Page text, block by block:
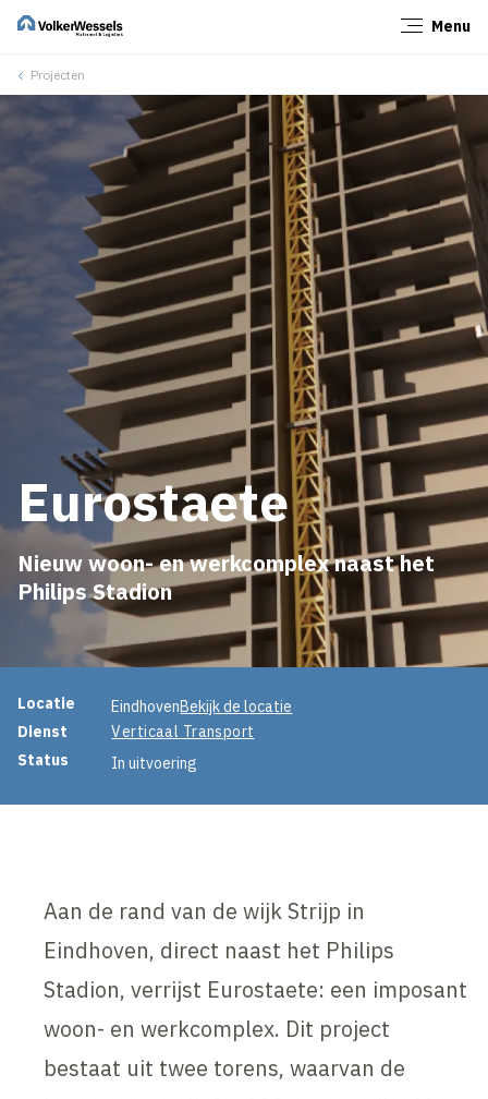
Menu
Projecten
Eurostaete
Nieuw woon- en werkcomplex naast het
Philips Stadion
Projectinformatie
Locatie EindhovenBekijk de locatie
Dienst
Verticaal Transport
Status
In uitvoering
Aan de rand van de wijk Strijp in
Eindhoven, direct naast het Philips
Stadion, verrijst Eurostaete: een imposant
woon- en werkcomplex. Dit project
bestaat uit twee torens, waarvan de
Sluiten